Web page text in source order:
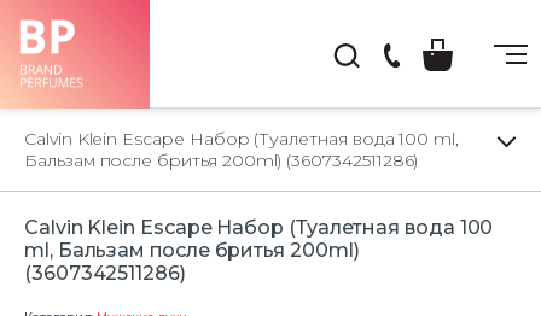
66-
22
Calvin Klein Escape Набор (Туалетная вода 100 ml,
Бальзам после бритья 200ml) (3607342511286)
Calvin Klein Escape Набор (Туалетная вода 100
ml, Бальзам после бритья 200ml)
(3607342511286)